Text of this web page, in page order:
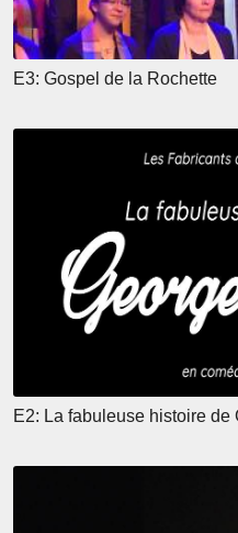
E3: Gospel de la Rochette
E2: La fabuleuse histoire de